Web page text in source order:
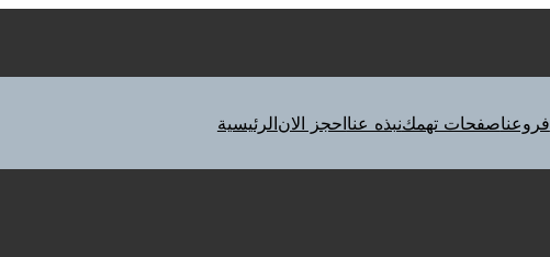
الرئيسيةاحجز الاننبذه عناصفحات تهمكفروعنا